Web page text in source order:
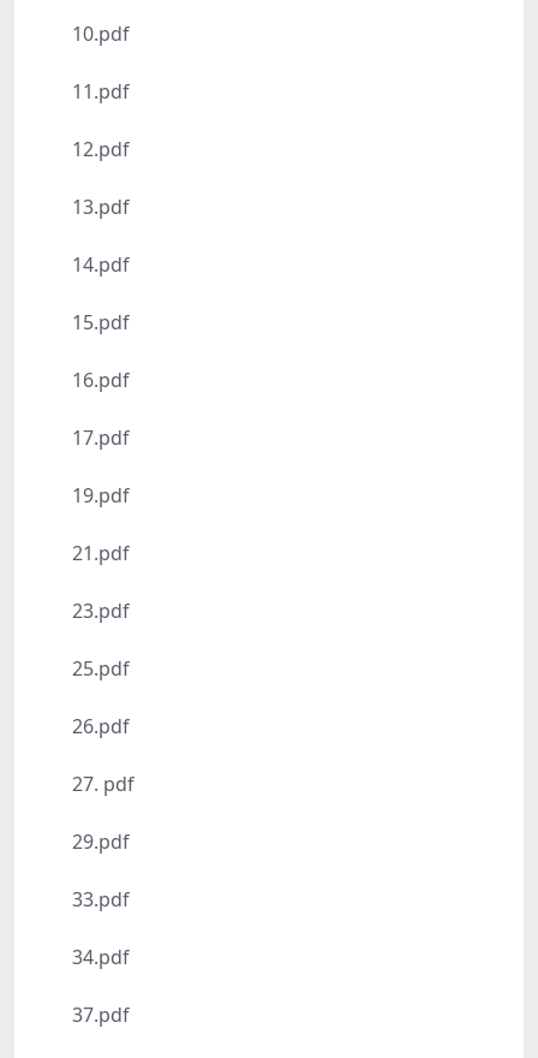
10.pdf
11.pdf
12.pdf
13.pdf
14.pdf
15.pdf
16.pdf
17.pdf
19.pdf
21.pdf
23.pdf
25.pdf
26.pdf
27. pdf
29.pdf
33.pdf
34.pdf
37.pdf